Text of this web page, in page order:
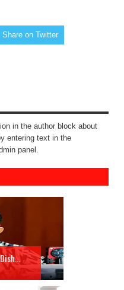
Share on Twitter
in the author block about
entering text in the
panel.